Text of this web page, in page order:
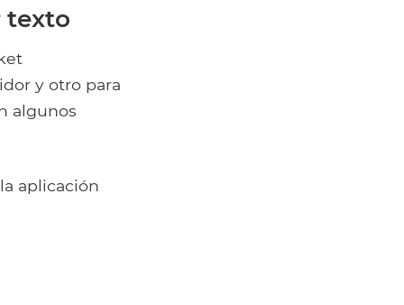
texto
y otro para
algunos
aplicación